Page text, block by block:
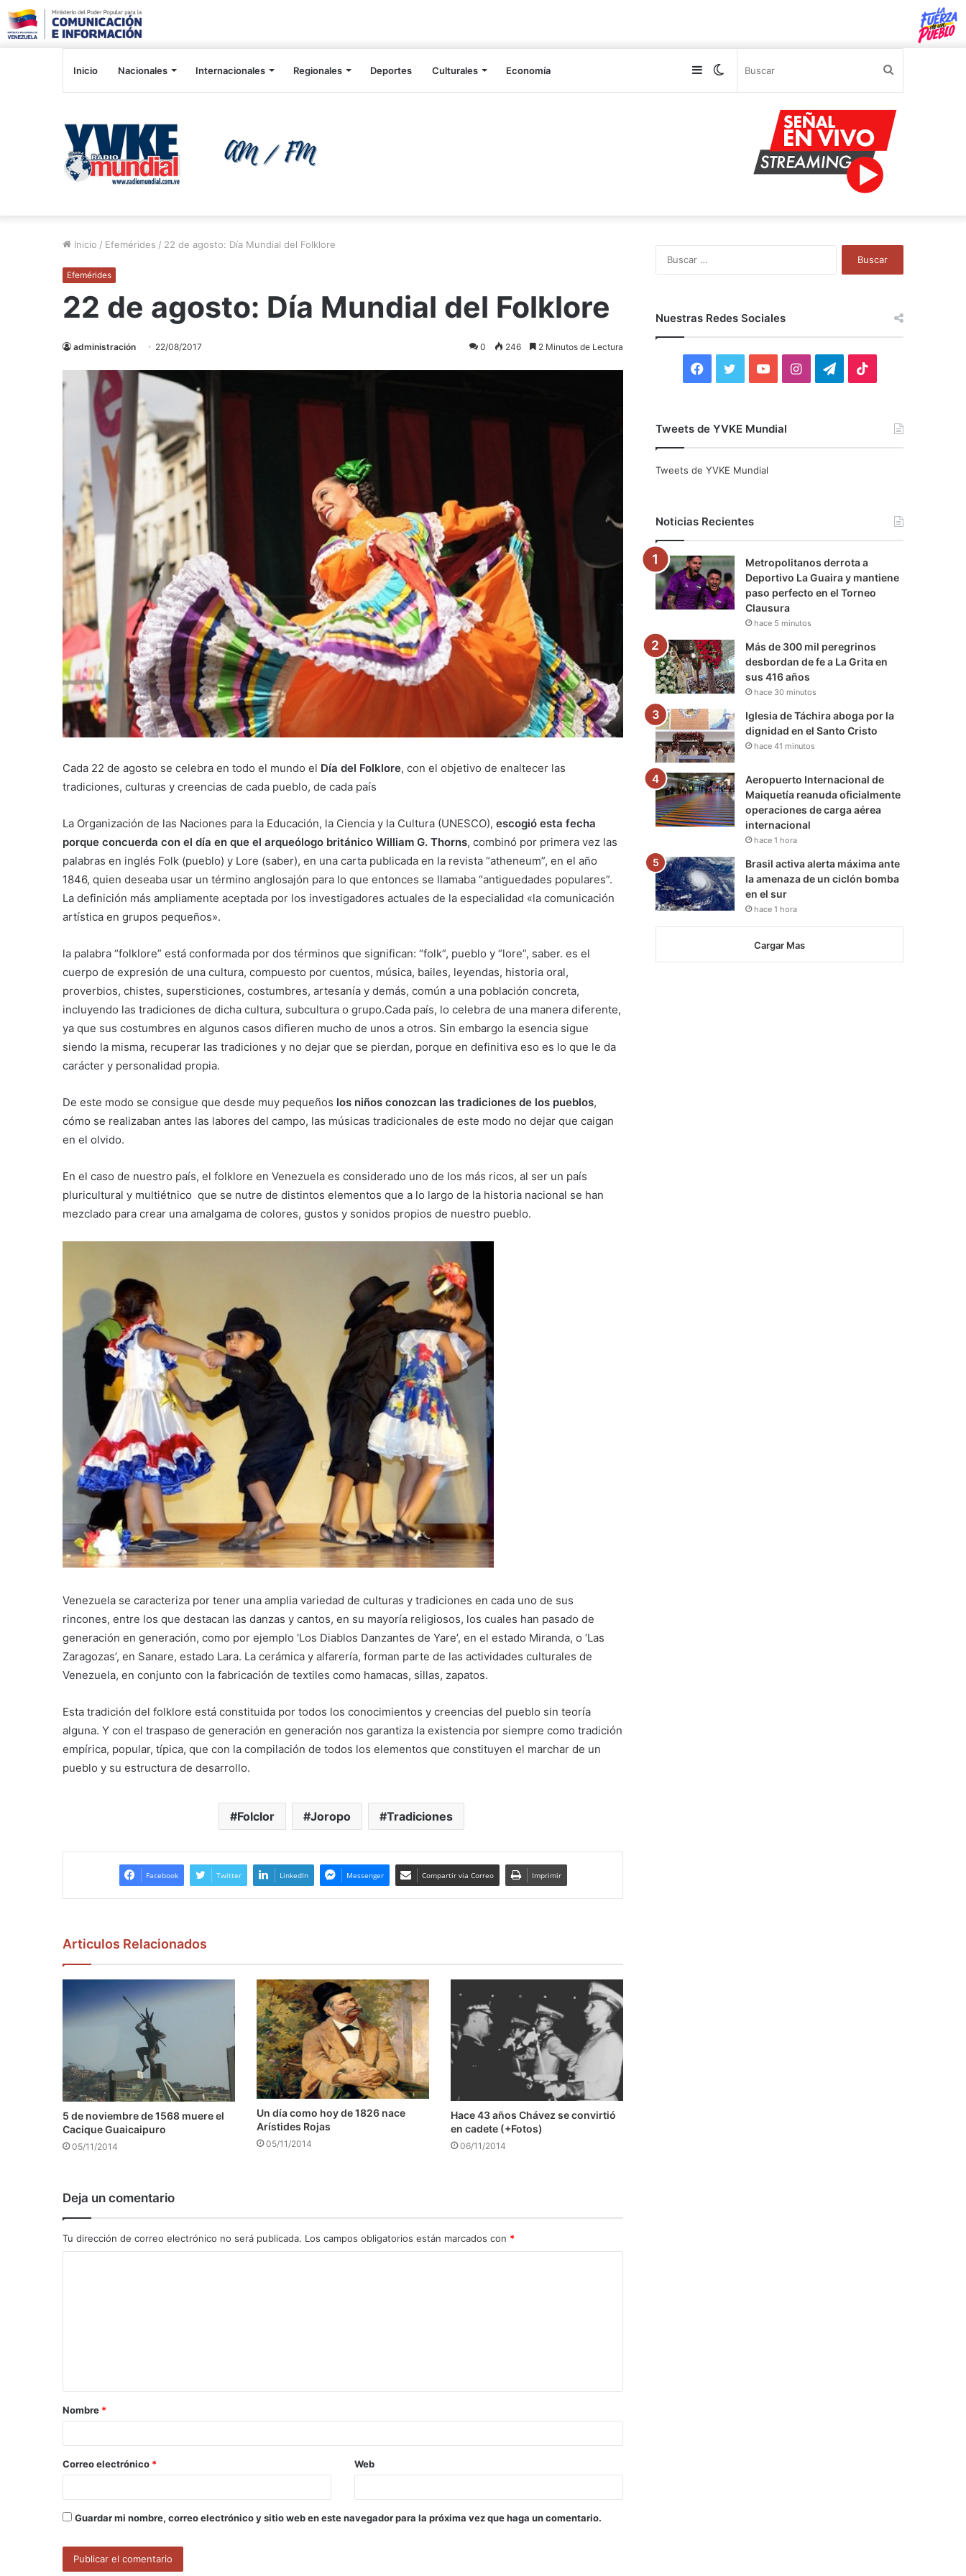
Inicio Nacionales Internacionales Regionales Deportes Culturales Economía Switch
Sidebar
Inicio / Efemérides / 22 de agosto: Día Mundial del Folklore
Efemérides
22 de agosto: Día Mundial del Folklore
administración 22/08/2017 0 246 2 Minutos de Lectura
Cada 22 de agosto se celebra en todo el mundo el Día del Folklore, con el objetivo de enaltecer las
tradiciones, culturas y creencias de cada pueblo, de cada país
La Organización de las Naciones para la Educación, la Ciencia y la Cultura (UNESCO), escogió esta fecha
porque concuerda con el día en que el arqueólogo británico William G. Thorns, combinó por primera vez las
palabras en inglés Folk (pueblo) y Lore (saber), en una carta publicada en la revista “atheneum”, en el año
1846, quien deseaba usar un término anglosajón para lo que entonces se llamaba “antiguedades populares”.
La definición más ampliamente aceptada por los investigadores actuales de la especialidad «la comunicación
artística en grupos pequeños».
la palabra “folklore” está conformada por dos términos que significan: “folk”, pueblo y “lore”, saber. es el
cuerpo de expresión de una cultura, compuesto por cuentos, música, bailes, leyendas, historia oral,
proverbios, chistes, supersticiones, costumbres, artesanía y demás, común a una población concreta,
incluyendo las tradiciones de dicha cultura, subcultura o grupo.Cada país, lo celebra de una manera diferente,
ya que sus costumbres en algunos casos difieren mucho de unos a otros. Sin embargo la esencia sigue
siendo la misma, recuperar las tradiciones y no dejar que se pierdan, porque en definitiva eso es lo que le da
carácter y personalidad propia.
De este modo se consigue que desde muy pequeños los niños conozcan las tradiciones de los pueblos,
cómo se realizaban antes las labores del campo, las músicas tradicionales de este modo no dejar que caigan
en el olvido.
En el caso de nuestro país, el folklore en Venezuela es considerado uno de los más ricos, al ser un país
pluricultural y multiétnico que se nutre de distintos elementos que a lo largo de la historia nacional se han
mezclado para crear una amalgama de colores, gustos y sonidos propios de nuestro pueblo.
Venezuela se caracteriza por tener una amplia variedad de culturas y tradiciones en cada uno de sus
rincones, entre los que destacan las danzas y cantos, en su mayoría religiosos, los cuales han pasado de
generación en generación, como por ejemplo ‘Los Diablos Danzantes de Yare’, en el estado Miranda, o ‘Las
Zaragozas’, en Sanare, estado Lara. La cerámica y alfarería, forman parte de las actividades culturales de
Venezuela, en conjunto con la fabricación de textiles como hamacas, sillas, zapatos.
Esta tradición del folklore está constituida por todos los conocimientos y creencias del pueblo sin teoría
alguna. Y con el traspaso de generación en generación nos garantiza la existencia por siempre como tradición
empírica, popular, típica, que con la compilación de todos los elementos que constituyen el marchar de un
pueblo y su estructura de desarrollo.
Folclor Joropo Tradiciones
Facebook Twitter LinkedIn Messenger Compartir via Correo Imprimir
Articulos Relacionados
5 de noviembre de 1568 muere el
Cacique Guaicaipuro
05/11/2014
Un día como hoy de 1826 nace
Arístides Rojas
05/11/2014
Hace 43 años Chávez se convirtió
en cadete (+Fotos)
06/11/2014
Deja un comentario
Tu dirección de correo electrónico no será publicada. Los campos obligatorios están marcados con *
a
r
*
Nombre *
Correo electrónico * Web
Guardar mi nombre, correo electrónico y sitio web en este navegador para la próxima vez que haga un comentario.
Nuestras Redes Sociales
F
c
o
k
i
r
Y
u
e
I
r
a
m
T
a
m
Tweets de YVKE Mundial
Tweets de YVKE Mundial
Noticias Recientes
Metropolitanos derrota a
Deportivo La Guaira y mantiene
paso perfecto en el Torneo
Clausura
hace 5 minutos
Más de 300 mil peregrinos
desbordan de fe a La Grita en
sus 416 años
hace 30 minutos
Iglesia de Táchira aboga por la
dignidad en el Santo Cristo
hace 41 minutos
Aeropuerto Internacional de
Maiquetía reanuda oficialmente
operaciones de carga aérea
internacional
hace 1 hora
Brasil activa alerta máxima ante
la amenaza de un ciclón bomba
en el sur
hace 1 hora
Cargar Mas